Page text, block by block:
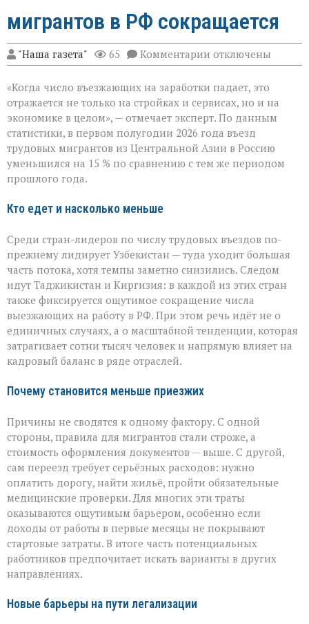
мигрантов в РФ сокращается
"Наша газета" 65 Комментарии к
записи
труда
чувствует
перемену»:
поток
трудовых
мигрантов
в
РФ
отключены
«Когда число въезжающих на заработки падает, это
отражается не только на стройках и сервисах, но и на
экономике в целом», — отмечает эксперт. По данным
статистики, в первом полугодии 2026 года въезд
трудовых мигрантов из Центральной Азии в Россию
уменьшился на 15 % по сравнению с тем же периодом
прошлого года.
Кто едет и насколько меньше
Среди стран-лидеров по числу трудовых въездов по-
прежнему лидирует Узбекистан — туда уходит большая
часть потока, хотя темпы заметно снизились. Следом
идут Таджикистан и Киргизия: в каждой из этих стран
также фиксируется ощутимое сокращение числа
выезжающих на работу в РФ. При этом речь идёт не о
единичных случаях, а о масштабной тенденции, которая
затрагивает сотни тысяч человек и напрямую влияет на
кадровый баланс в ряде отраслей.
Почему становится меньше приезжих
Причины не сводятся к одному фактору. С одной
стороны, правила для мигрантов стали строже, а
стоимость оформления документов — выше. С другой,
сам переезд требует серьёзных расходов: нужно
оплатить дорогу, найти жильё, пройти обязательные
медицинские проверки. Для многих эти траты
оказываются ощутимым барьером, особенно если
доходы от работы в первые месяцы не покрывают
стартовые затраты. В итоге часть потенциальных
работников предпочитает искать варианты в других
направлениях.
Новые барьеры на пути легализации